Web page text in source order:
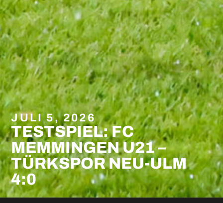
JULI 5, 2026
TESTSPIEL: FC
MEMMINGEN U21 –
TÜRKSPOR NEU-ULM
4:0